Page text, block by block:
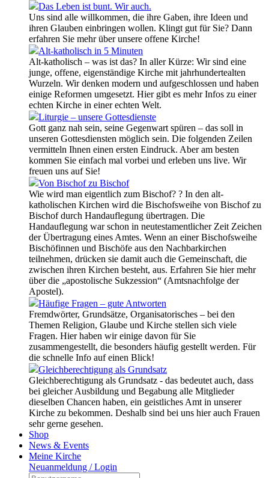
Das Leben ist bunt. Wir auch.
Uns sind alle willkommen, die ihre Gaben, ihre Ideen und
ihren Glauben einbringen wollen. Klingt gut für Sie? Dann
erfahren Sie mehr über unsere offene Kirche!
Alt-katholisch in 5 Minuten
Alt-katholisch – was ist das? In aller Kürze: Wir sind eine
junge, offene, eigenständige Kirche mit jahrhundertealten
Wurzeln. Wir denken modern und aufgeschlossen und haben
einige Reformen umgesetzt. Hier gibt es mehr Infos zu einer
echten Kirche in einer echten Welt.
Liturgie – unsere Gottesdienste
Gott ganz nah sein, seine Gegenwart spüren – das soll in
unseren Gottesdiensten möglich sein. Die folgenden Zeilen
vermitteln Ihnen einen ersten Eindruck. Aber am besten
kommen Sie einfach mal vorbei und erleben uns live. Wir
freuen uns auf Sie!
Von Bischof zu Bischof
Wie wird man eigentlich zum Bischof? ? In den alt-
katholischen Kirchen wird die Bischofsweihe von Bischof zu
Bischof durch Handauflegung übertragen. Die
Handauflegung war schon in neutestamentlicher Zeit Zeichen
der Übertragung eines Amtes. Wenn an einer Bischofsweihe
Bischöfinnen und Bischöfe aus den Nachbarkirchen
teilnehmen, drücken sie damit auch die Gemeinschaft, die
zwischen ihren Kirchen besteht, aus. Erfahren Sie hier mehr
über die „apostolische Sukzession“ (Amtsnachfolge der
Apostel).
Häufige Fragen – gute Antworten
Fremdwörter, Grundsätze, Organisatorisches – bei den
Themen Religion, Glaube und Kirche stellen sich viele
Fragen. Hier haben wir einige davon für Sie
zusammengestellt, die besonders häufig gestellt werden. Für
die schnelle Info auf einen Blick!
Gleichberechtigung als Grundsatz
Gleichberechtigung als Grundsatz - das bedeutet auch, dass
bei gleicher Ausbildung und Begabung alle Mitglieder
dieselben Chancen haben, ein geistliches Amt in unserer
Kirche zu bekommen. Deshalb sind bei uns hier auch Frauen
sehr gerne gesehen.
Shop
News & Events
Meine Kirche
Neuanmeldung / Login